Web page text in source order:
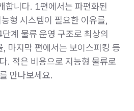
합니다. 1편에서는 파편화된
형 시스템이 필요한 이유를,
계 물류 운영 구조로 최상의
마지막 편에서는 보이스피킹 등
. 적은 비용으로 지능형 물류로
만나보세요.